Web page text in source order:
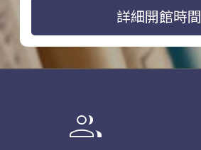
詳細開館時間
group